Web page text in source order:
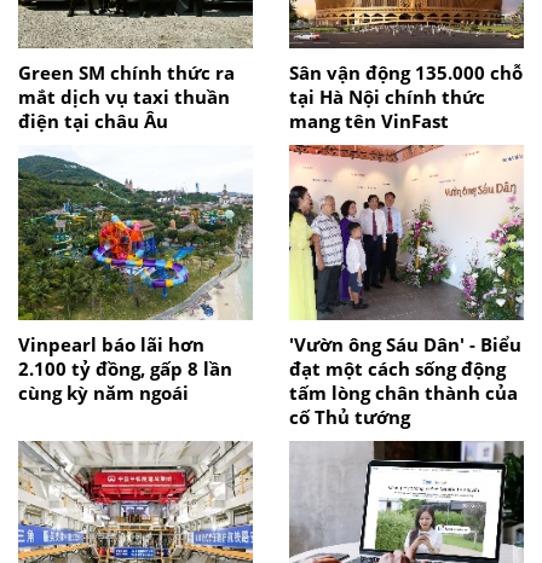
Green SM chính thức ra
mắt dịch vụ taxi thuần
điện tại châu Âu
Sân vận động 135.000 chỗ
tại Hà Nội chính thức
mang tên VinFast
Vinpearl báo lãi hơn
2.100 tỷ đồng, gấp 8 lần
cùng kỳ năm ngoái
'Vườn ông Sáu Dân' - Biểu
đạt một cách sống động
tấm lòng chân thành của
cố Thủ tướng